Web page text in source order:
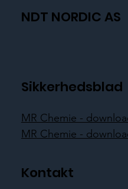
pi
NDT NORDIC AS
Sikkerhedsblad
MR Chemie -
MR Chemie -
Kontakt